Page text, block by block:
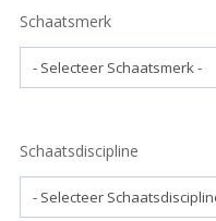
Schaatsmerk
Schaatsdiscipline